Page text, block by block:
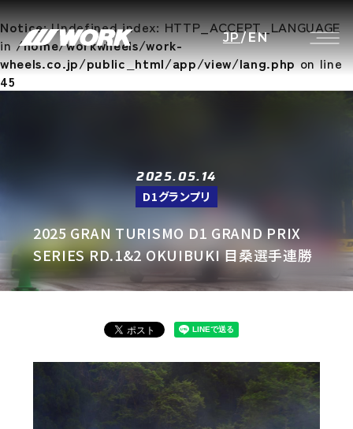
Notice: Undefined index: HTTP_ACCEPT_LANGUAGE
in/home/workwheels/work-
wheels.co.jp/public_html/app/view/lang.phpon line
45
JP/EN
2025.05.14
D1グランプリ
2025 GRAN TURISMO D1 GRAND PRIX
SERIES RD.1&2 OKUIBUKI 目桑選手連勝